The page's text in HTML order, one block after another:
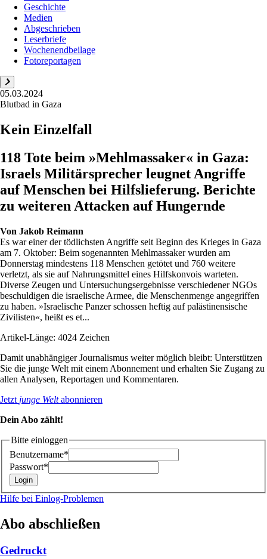
Geschichte
Medien
Abgeschrieben
Leserbriefe
Wochenendbeilage
Fotoreportagen
05.03.2024
Blutbad in Gaza
Kein Einzelfall
118 Tote beim »Mehlmassaker« in Gaza:
Israels Militärsprecher leugnet Angriffe
auf Menschen bei Hilfslieferung. Berichte
zu weiteren Attacken auf Hungernde
Von Jakob Reimann
Es war einer der tödlichsten Angriffe seit Beginn des Krieges in Gaza
am 7. Oktober: Beim sogenannten Mehlmassaker wurden am
Donnerstag mindestens 118 Menschen getötet und 760 weitere
verletzt, als sie auf Nahrungsmittel eines Hilfskonvois warteten.
Diverse Zeugen und Untersuchungsergebnisse verschiedener NGOs
beschuldigen die israelische Armee, die Menschenmenge angegriffen
zu haben. »Israelische Panzer schossen heftig auf palästinensische
Zivilisten«, heißt es et...
Artikel-Länge: 4024 Zeichen
Damit unabhängiger Journalismus weiter möglich bleibt: Unterstützen
Sie die junge Welt mit einem Abonnement und erhalten Sie Zugang zu
allen Analysen, Reportagen und Kommentaren.
Jetzt junge Weltabonnieren
Dein Abo zählt!
Bitte einloggen
Benutzername*
Passwort*
Hilfe bei Einlog-Problemen
Abo abschließen
Gedruckt